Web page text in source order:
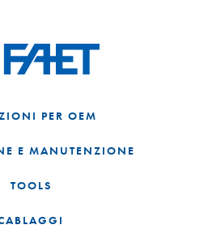
PER OEM
E MANUTENZIONE
TOOLS